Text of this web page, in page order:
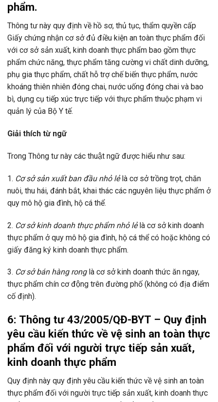
phẩm.
Thông tư này quy định về hồ sơ, thủ tục, thẩm quyền cấp
Giấy chứng nhận cơ sở đủ điều kiện an toàn thực phẩm đối
với cơ sở sản xuất, kinh doanh thực phẩm bao gồm thực
phẩm chức năng, thực phẩm tăng cường vi chất dinh dưỡng,
phụ gia thực phẩm, chất hỗ trợ chế biến thực phẩm, nước
khoáng thiên nhiên đóng chai, nước uống đóng chai và bao
bì, dụng cụ tiếp xúc trực tiếp với thực phẩm thuộc phạm vi
quản lý của Bộ Y tế.
Giải thích từ ngữ
Trong Thông tư này các thuật ngữ được hiểu như sau:
1. Cơ sở sản xuất ban đầu nhỏ lẻlà cơ sở trồng trọt, chăn
nuôi, thu hái, đánh bắt, khai thác các nguyên liệu thực phẩm ở
quy mô hộ gia đình, hộ cá thể.
2. Cơ sở kinh doanh thực phẩm nhỏ lẻlà cơ sở kinh doanh
thực phẩm ở quy mô hộ gia đình, hộ cá thể có hoặc không có
giấy đăng ký kinh doanh thực phẩm.
3. Cơ sở bán hàng rong là cơ sở kinh doanh thức ăn ngay,
thực phẩm chín cơ động trên đường phố (không có địa điểm
cố định).
6: Thông tư 43/2005/QĐ-BYT – Quy định
yêu cầu kiến thức về vệ sinh an toàn thực
phẩm đối với người trực tiếp sản xuất,
kinh doanh thực phẩm
Quy định này quy định yêu cầu kiến thức về vệ sinh an toàn
thực phẩm đối với người trực tiếp sản xuất, kinh doanh thực